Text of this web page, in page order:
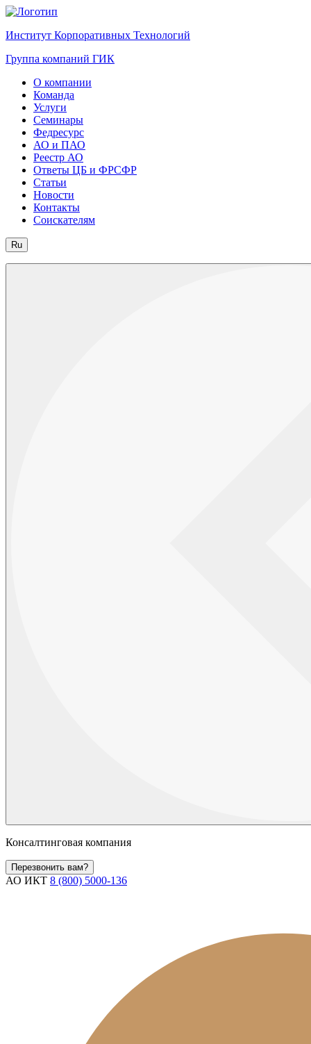
Институт Корпоративных Технологий
Группа компаний ГИК
О компании
Команда
Услуги
Семинары
Федресурс
АО и ПАО
Реестр АО
Ответы ЦБ и ФРСФР
Статьи
Новости
Контакты
Соискателям
Ru
Консалтинговая компания
Перезвонить вам?
АО ИКТ 8 (800) 5000-136